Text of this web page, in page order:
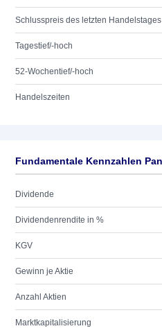
Schlusspreis des letzten Handelstages
Tagestief/-hoch
52-Wochentief/-hoch
Handelszeiten
Dividende
Dividendenrendite in %
KGV
Gewinn je Aktie
Anzahl Aktien
Marktkapitalisierung